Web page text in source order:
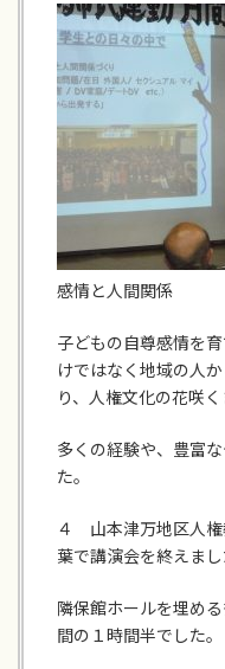
感情と人間関係
子どもの自尊感情を
けではなく地域の人
り、人権文化の花咲
多くの経験や、豊富
た。
４ 山本津万地区人権
葉で講演会を終えまし
隣保館ホールを埋め
間の１時間半でした。